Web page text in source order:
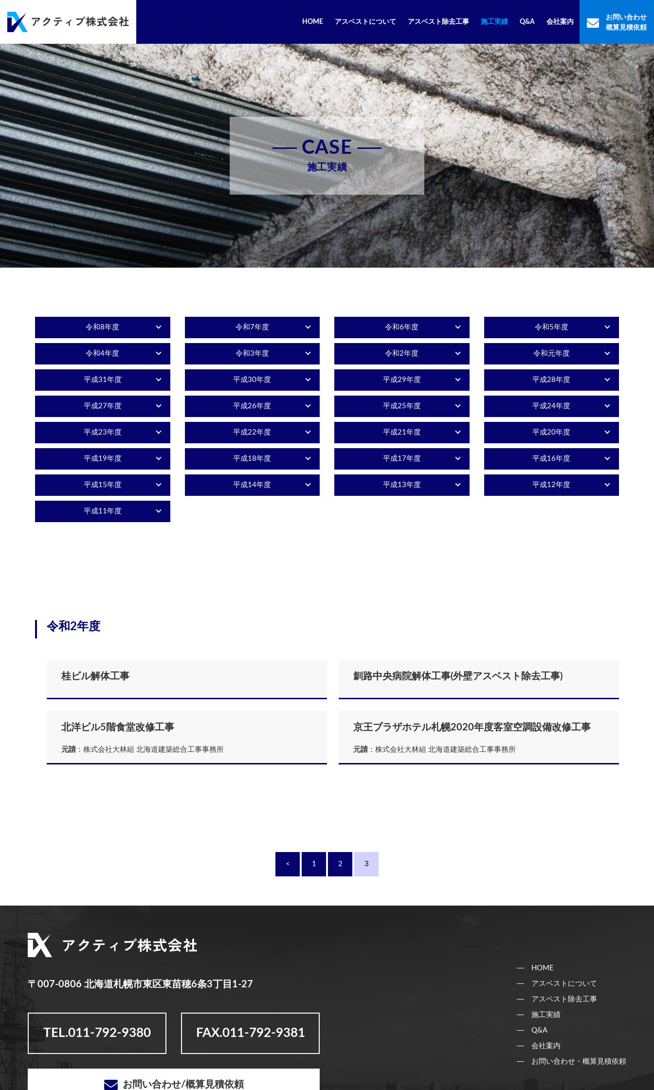
HOME アスベストについて アスベスト除去工事 施工実績 Q&A 会社案内
お問い合わせ
概算見積依頼
CASE
施工実績
令和8年度 令和7年度 令和6年度 令和5年度
令和4年度 令和3年度 令和2年度 令和元年度
平成31年度 平成30年度 平成29年度 平成28年度
平成27年度 平成26年度 平成25年度 平成24年度
平成23年度 平成22年度 平成21年度 平成20年度
平成19年度 平成18年度 平成17年度 平成16年度
平成15年度 平成14年度 平成13年度 平成12年度
平成11年度
令和2年度
桂ビル解体工事 釧路中央病院解体工事(外壁アスベスト除去工事)
北洋ビル5階食堂改修工事
元請 ：株式会社大林組 北海道建築総合工事事務所
京王プラザホテル札幌2020年度客室空調設備改修工事
元請 ：株式会社大林組 北海道建築総合工事事務所
< 1 2 3
〒007-0806 北海道札幌市東区東苗穂6条3丁目1-27
TEL.011-792-9380 FAX.011-792-9381
お問い合わせ/概算見積依頼
HOME
アスベストについて
アスベスト除去工事
施工実績
Q&A
会社案内
お問い合わせ・概算見積依頼